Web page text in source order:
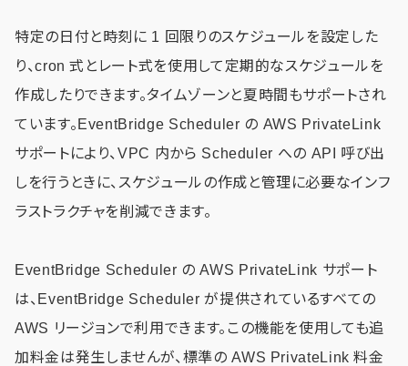
特定の日付と時刻に 1 回限りのスケジュールを設定した
り、cron 式とレート式を使用して定期的なスケジュールを
作成したりできます。タイムゾーンと夏時間もサポートされ
ています。EventBridge Scheduler の AWS PrivateLink
サポートにより、VPC 内から Scheduler への API 呼び出
しを行うときに、スケジュールの作成と管理に必要なインフ
ラストラクチャを削減できます。
EventBridge Scheduler の AWS PrivateLink サポート
は、EventBridge Scheduler が提供されているすべての
AWS リージョンで利用できます。この機能を使用しても追
加料金は発生しませんが、標準の AWS PrivateLink 料金